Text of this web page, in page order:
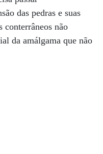
das pedras e suas
conterrâneos não
da amálgama que não